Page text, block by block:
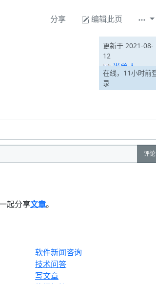
分享 编辑此页
更新于 2021-08-
12
半兽人
在线，11小时前
录
评论
起分享文章。
软件新闻咨询
技术问答
写文章